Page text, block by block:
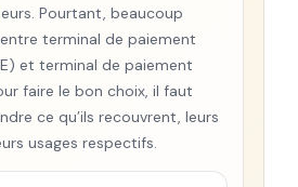
Pourtant, beaucoup
terminal de paiement
et terminal de paiement
faire le bon choix, il faut
ce qu’ils recouvrent, leurs
usages respectifs.